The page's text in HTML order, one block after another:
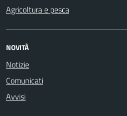
Agricoltura e pesca
NOVITÀ
Notizie
Comunicati
Avvisi